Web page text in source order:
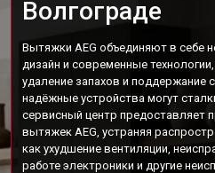
Волгограде
Вытяжки AEG объединяют в себе
дизайн и современные
удаление запахов и поддержание
надёжные устройства могут
сервисный центр предоставляет
вытяжек AEG, устраняя
как ухудшение вентиляции,
работе электроники и другие